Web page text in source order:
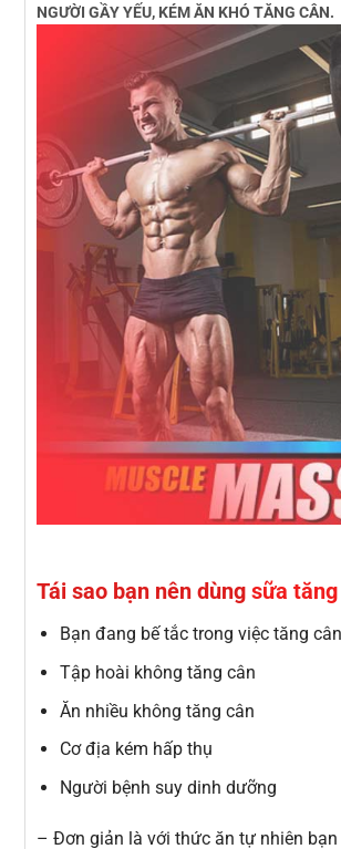
NGƯỜI GẦY YẾU, KÉM ĂN KHÓ TĂNG CÂN.
Tái sao bạn nên dùng sữa
Bạn đang bế tắc trong việc tăng cân
Tập hoài không tăng cân
Ăn nhiều không tăng cân
Cơ địa kém hấp thụ
Người bệnh suy dinh dưỡng
– Đơn giản là với thức ăn tự nhiên